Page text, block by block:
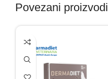
Povezani proizvodi